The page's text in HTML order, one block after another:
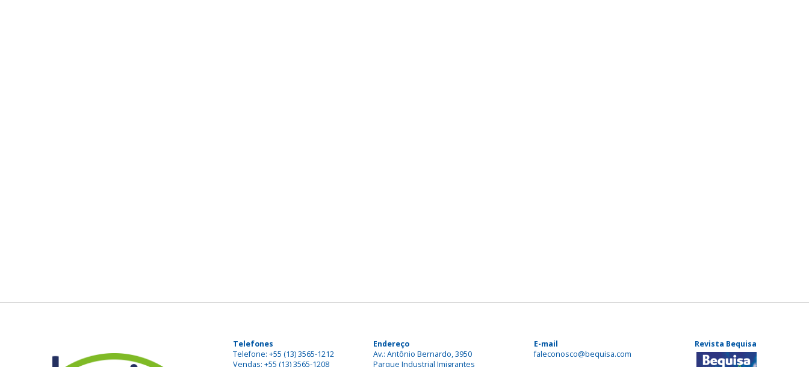
Telefones
Telefone: +55 (13) 3565-1212
Vendas: +55 (13) 3565-1208
Endereço
Av.: Antônio Bernardo, 3950
Parque Industrial Imigrantes
E-mail
faleconosco@bequisa.com
Revista Bequisa